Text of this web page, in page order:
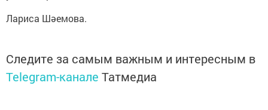
Лариса Шәемова.
Следите за самым важным и интересным в
Telegram-канале Татмедиа